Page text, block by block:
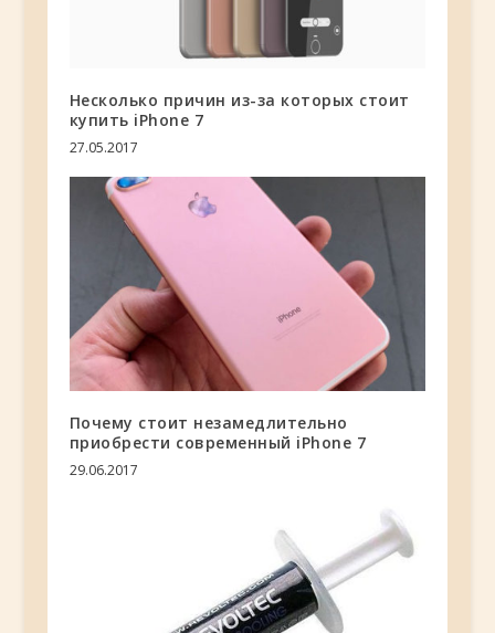
Несколько причин из-за которых стоит
купить iPhone 7
27.05.2017
Почему стоит незамедлительно
приобрести современный iPhone 7
29.06.2017